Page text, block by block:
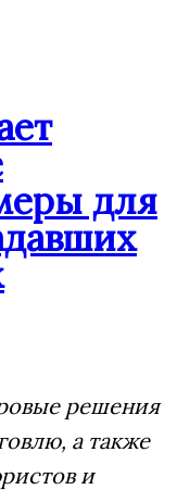
для
решения
а также
и